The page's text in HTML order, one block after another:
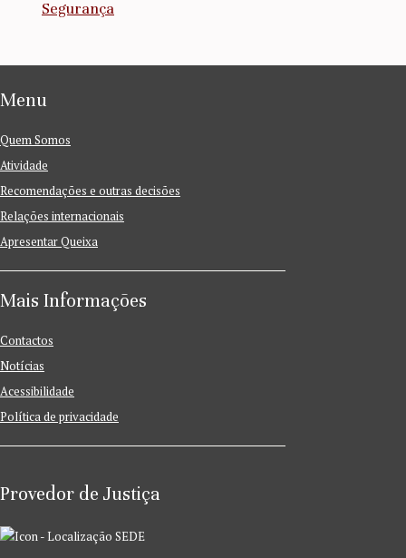
Segurança
Menu
Quem Somos
Atividade
Recomendações e outras decisões
Relações internacionais
Apresentar Queixa
Mais Informações
Contactos
Notícias
Acessibilidade
Política de privacidade
Provedor de Justiça
SEDE